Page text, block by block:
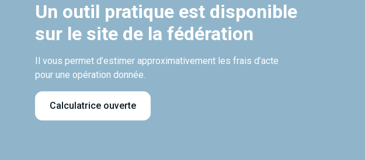
Un outil pratique est disponible
sur le site de la fédération
Il vous permet d’estimer approximativement les frais d’acte
pour une opération donnée.
Calculatrice ouverte